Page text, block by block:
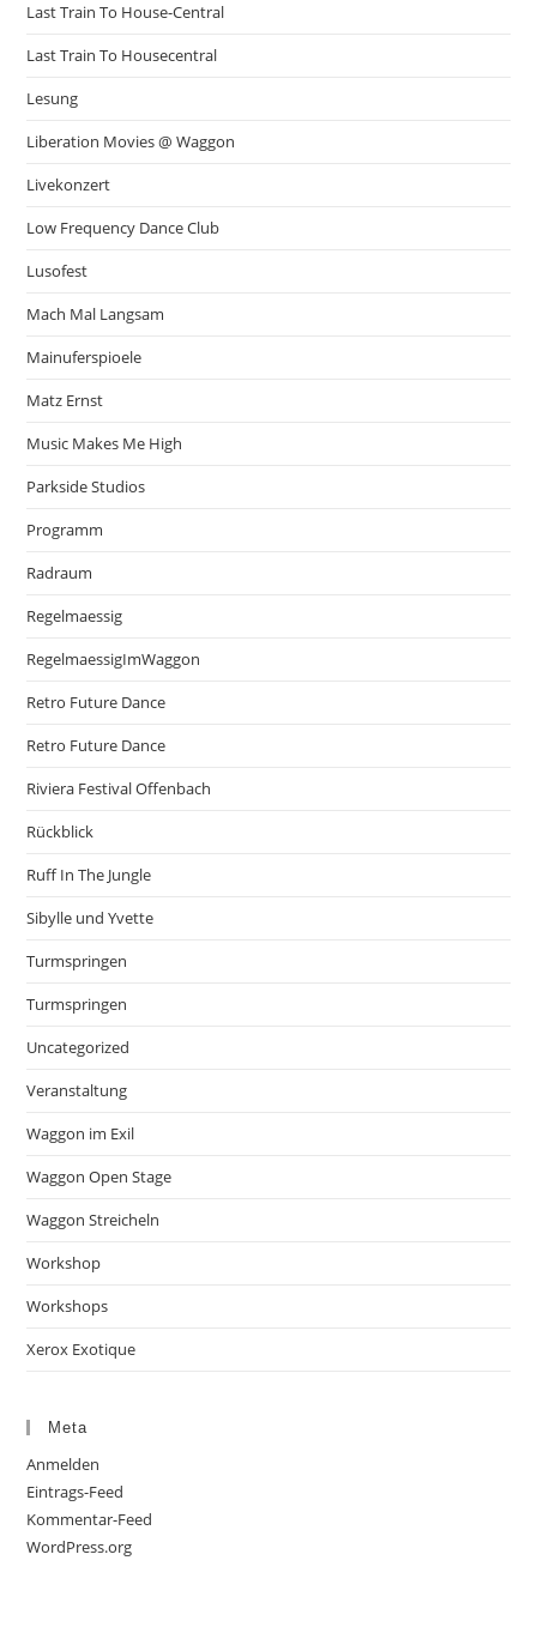
Last Train To House-Central
Last Train To Housecentral
Lesung
Liberation Movies @ Waggon
Livekonzert
Low Frequency Dance Club
Lusofest
Mach Mal Langsam
Mainuferspioele
Matz Ernst
Music Makes Me High
Parkside Studios
Programm
Radraum
Regelmaessig
RegelmaessigImWaggon
Retro Future Dance
Retro Future Dance
Riviera Festival Offenbach
Rückblick
Ruff In The Jungle
Sibylle und Yvette
Turmspringen
Turmspringen
Uncategorized
Veranstaltung
Waggon im Exil
Waggon Open Stage
Waggon Streicheln
Workshop
Workshops
Xerox Exotique
Meta
Anmelden
Eintrags-Feed
Kommentar-Feed
WordPress.org